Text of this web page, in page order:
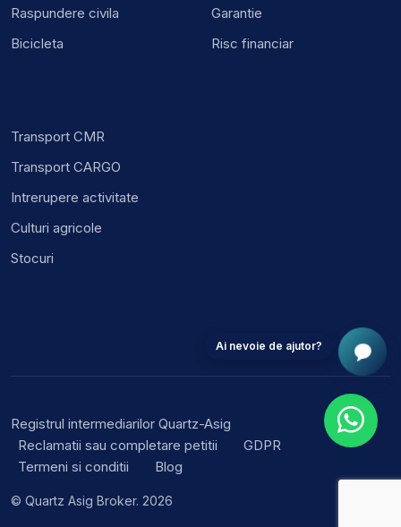
Ai nevoie de ajutor?
Raspundere civila
Bicicleta
Garantie
Risc financiar
Transport CMR
Transport CARGO
Intrerupere activitate
Culturi agricole
Stocuri
Registrul intermediarilor Quartz-Asig
Reclamatii sau completare petitii
GDPR
Termeni si conditii
Blog
© Quartz Asig Broker. 2026